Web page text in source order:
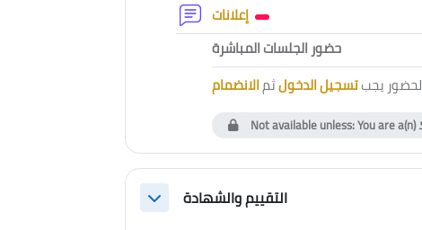
إعلانات Forum
حضور الجلسات المباشرةExternal tool
يجبتسجيل الدخولثمالانضمام
Not available unless: You are a(n)
Collapseالتقييم والشهادة